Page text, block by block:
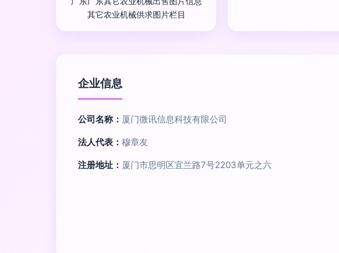
其它农业机械供求图片栏目
企业信息
公司名称： 厦门微讯信息科技有限公司
法人代表： 穆章友
注册地址： 厦门市思明区宜兰路7号2203单元之六